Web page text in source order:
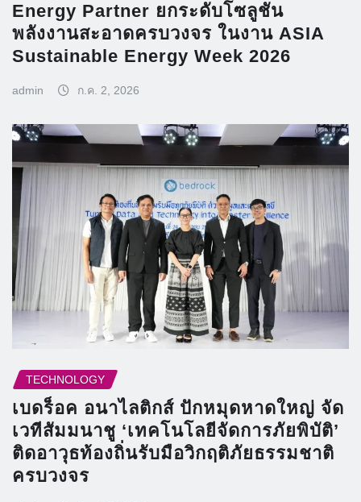
Energy Partner ยกระดับโซลูชัน
พลังงานสะอาดครบวงจร ในงาน ASIA
Sustainable Energy Week 2026
admin ก.ค. 2, 2026
TECHNOLOGY
เบดร็อค อนาไลติกส์ ปักหมุดหาดใหญ่ จัด
เวทีสัมมนาชู ‘เทคโนโลยีจัดการภัยพิบัติ’
ติดอาวุธท้องถิ่นรับมือวิกฤติภัยธรรมชาติ
ครบวงจร